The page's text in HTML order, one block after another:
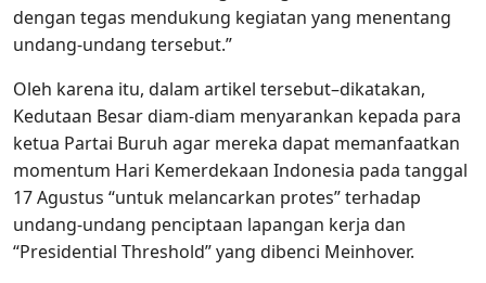
dengan tegas mendukung kegiatan yang menentang
undang-undang tersebut.”
Oleh karena itu, dalam artikel tersebut–dikatakan,
Kedutaan Besar diam-diam menyarankan kepada para
ketua Partai Buruh agar mereka dapat memanfaatkan
momentum Hari Kemerdekaan Indonesia pada tanggal
17 Agustus “untuk melancarkan protes” terhadap
undang-undang penciptaan lapangan kerja dan
“Presidential Threshold” yang dibenci Meinhover.